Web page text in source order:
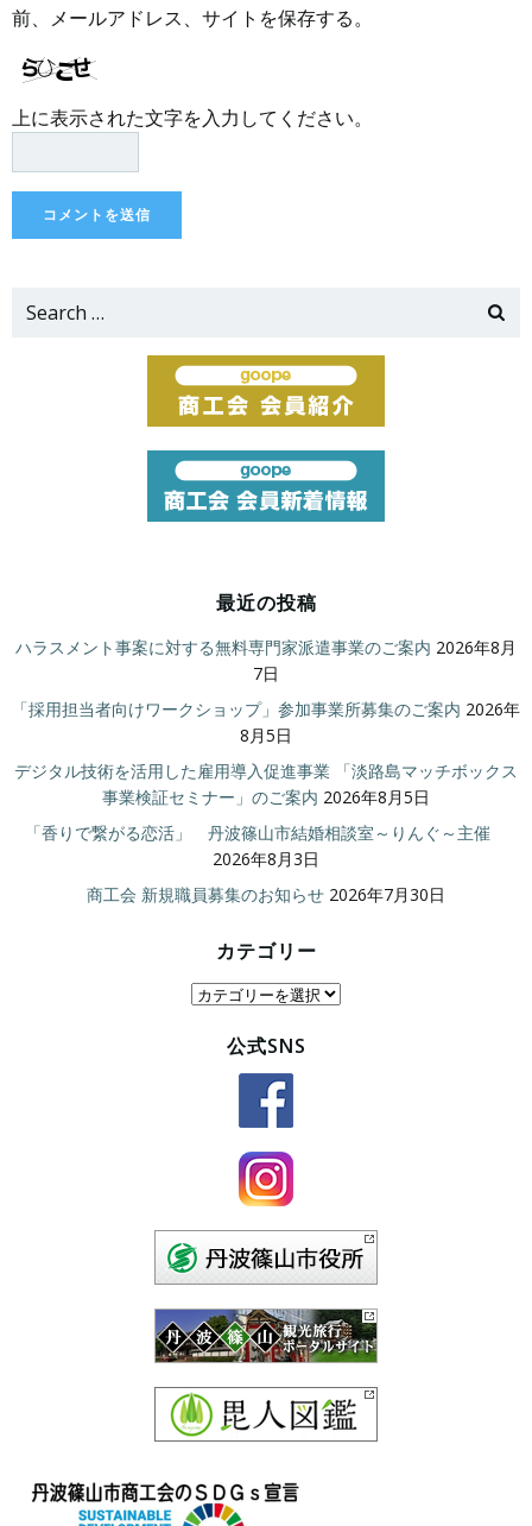
前、メールアドレス、サイトを保存する。
上に表示された文字を入力してください。
Search
最近の投稿
ハラスメント事案に対する無料専門家派遣事業のご案内 2026年8月
7日
「採用担当者向けワークショップ」参加事業所募集のご案内 2026年
8月5日
デジタル技術を活用した雇用導入促進事業 「淡路島マッチボックス
事業検証セミナー」のご案内 2026年8月5日
「香りで繋がる恋活」 丹波篠山市結婚相談室～りんぐ～主催
2026年8月3日
商工会 新規職員募集のお知らせ 2026年7月30日
カテゴリー
カ
公式SNS